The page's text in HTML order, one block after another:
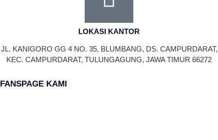
LOKASI KANTOR
JL. KANIGORO GG 4 NO. 35, BLUMBANG, DS. CAMPURDARAT,
KEC. CAMPURDARAT, TULUNGAGUNG, JAWA TIMUR 66272
FANSPAGE KAMI